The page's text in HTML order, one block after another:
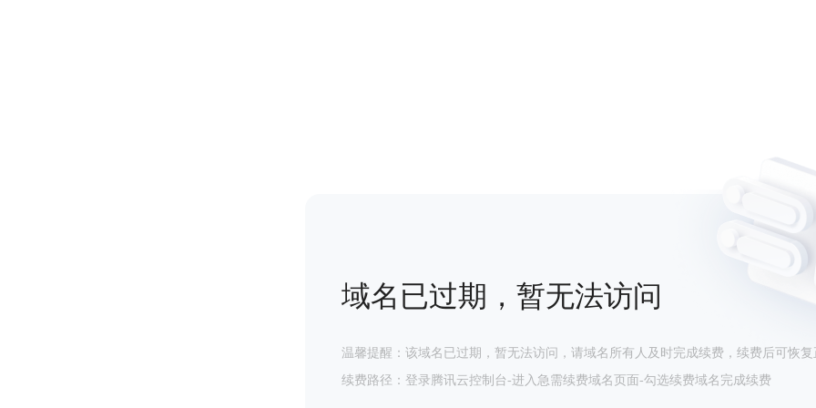
域名已过期，暂无法访问
温馨提醒：该域名已过期，暂无法访问，请域名所有人及时完成续费，续费后可恢复
续费路径：登录腾讯云控制台-进入急需续费域名页面-勾选续费域名完成续费